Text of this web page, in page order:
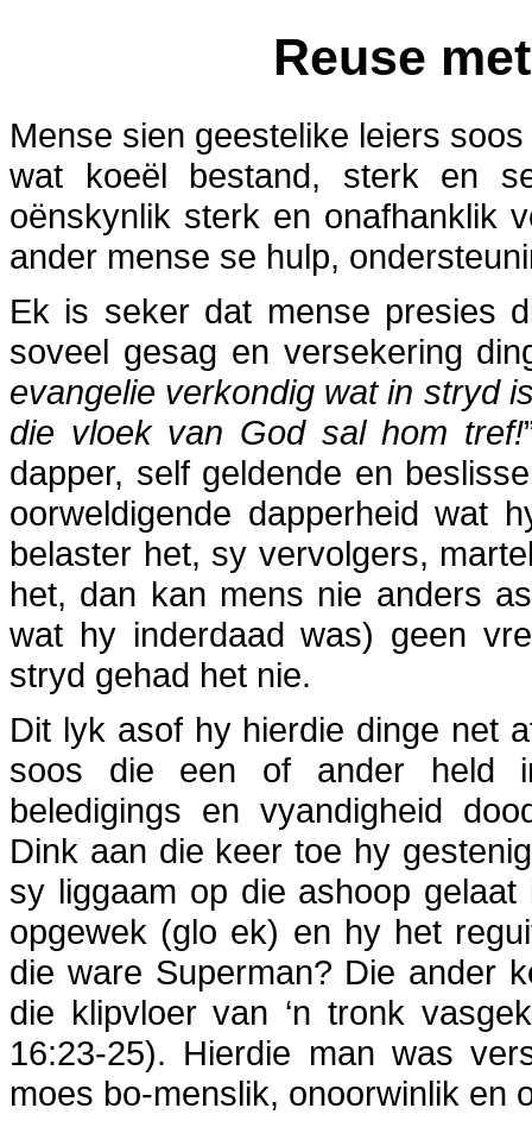
Reuse
Mense sien geestelike leiers
wat koeël bestand, sterk en
oënskynlik sterk en onafhanklik
ander mense se hulp,
Ek is seker dat mense presies
soveel gesag en versekering
evangelie verkondig wat in stryd
die vloek van God sal hom tref!
dapper, self geldende en
oorweldigende dapperheid wat
belaster het, sy vervolgers,
het, dan kan mens nie anders
wat hy inderdaad was) geen
stryd gehad het nie.
Dit lyk asof hy hierdie dinge net
soos die een of ander held
beledigings en vyandigheid
Dink aan die keer toe hy
sy liggaam op die ashoop
opgewek (glo ek) en hy het
die ware Superman? Die ander
die klipvloer van ‘n tronk
16:23-25). Hierdie man was
moes bo-menslik, onoorwinlik en